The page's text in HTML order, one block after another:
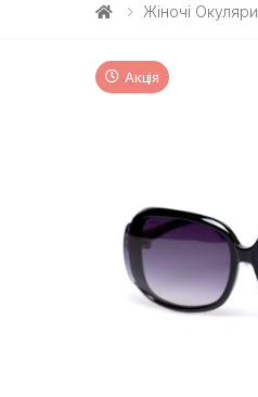
Жіночі Окуляри
Акція